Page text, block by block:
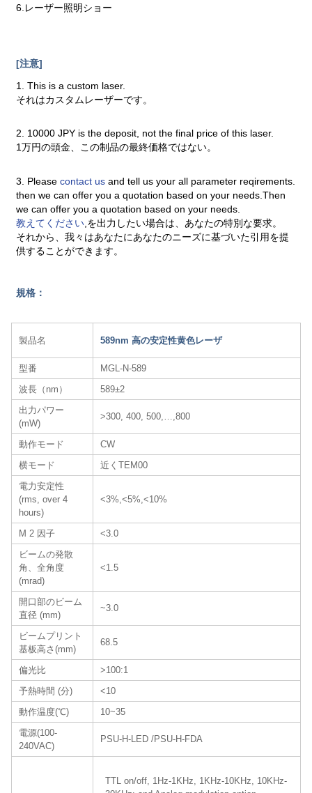
6.レーザー照明ショー
[注意]
1. This is a custom laser.
それはカスタムレーザーです。
2. 10000 JPY is the deposit, not the final price of this laser.
1万円の頭金、この制品の最終価格ではない。
3. Pleasecontact usand tell us your all parameter reqirements.
then we can offer you a quotation based on your needs.Then
we can offer you a quotation based on your needs.
教えてください ,を出力したい場合は、あなたの特別な要求。
それから、我々はあなたにあなたのニーズに基づいた引用を提
供することができます。
規格：
製品名 589nm 高の安定性黄色レーザ​
型番
MGL-N-589
波長（nm）
589±2
出力パワー
(mW)
>300, 400, 500,…,800
動作モード
CW
横モード
近くTEM00
電力安定性
(rms, over 4
hours)
<3%,<5%,<10%
M 2 因子
<3.0
ビームの発散
角、全角度
(mrad)
<1.5
開口部のビーム
直径 (mm)
~3.0
ビームプリント
基板高さ(mm)
68.5
偏光比
>100:1
予熱時間 (分)
<10
動作温度(℃)
10~35
電源(100-
240VAC)
PSU-H-LED /PSU-H-FDA
TTL on/off, 1Hz-1KHz, 1KHz-10KHz, 10KHz-